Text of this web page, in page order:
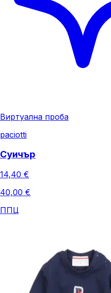
Виртуална проба
paciotti
Суичър
14,40 €
40,00 €
ППЦ